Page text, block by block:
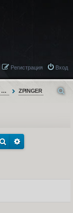
Вход
Регистрация
ZPINGER